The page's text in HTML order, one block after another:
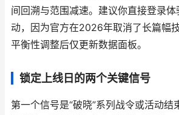
间回溯与范围减速。建议你直接登录
动，因为官方在2026年取消了长篇幅
平衡性调整后仅更新数据面板。
锁定上线日的两个关键信号
第一个信号是“破晓”系列战令或活动